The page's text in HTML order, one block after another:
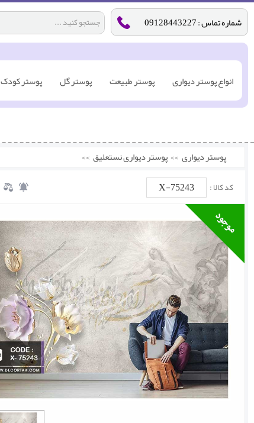
شماره تماس : 09128443227
انواع پوستر دیواری پوستر طبیعت پوستر گل پوستر کودک
پوستر دیواری >> پوستر دیواری نستعلیق >>
کد کالا : X-75243